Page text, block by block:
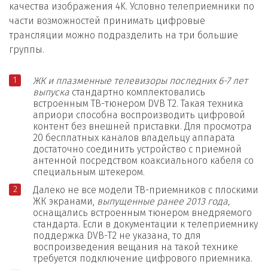
качества изображения 4K. Условно телеприемники по
части возможностей принимать цифровые
трансляции можно подразделить на три большие
группы.
ЖК и плазменные телевизоры последних 6-7 лет
выпуска стандартно комплектовались
встроенным ТВ-тюнером DVB T2. Такая техника
априори способна воспроизводить цифровой
контент без внешней приставки. Для просмотра
20 бесплатных каналов владельцу аппарата
достаточно соединить устройство с приемной
антенной посредством коаксиального кабеля со
специальным штекером.
Далеко не все модели ТВ-приемников с плоскими
ЖК экранами, выпущенные ранее 2013 года,
оснащались встроенным тюнером внедряемого
стандарта. Если в документации к телеприемнику
поддержка DVB-Т2 не указана, то для
воспроизведения вещания на такой технике
требуется подключение цифрового приемника.